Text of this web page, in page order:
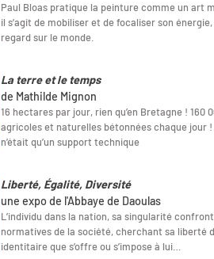
Paul Bloas pratique la peinture comme un art
il s’agit de mobiliser et de focaliser son
regard sur le monde.
La terre et le temps
de Mathilde Mignon
16 hectares par jour, rien qu’en Bretagne ! 160
agricoles et naturelles bétonnées chaque jour !
n’était qu’un support technique
Liberté, Égalité, Diversité
une expo de l'Abbaye de Daoulas
L’individu dans la nation, sa singularité
normatives de la société, cherchant sa liberté
identitaire que s’offre ou s’impose à lui…